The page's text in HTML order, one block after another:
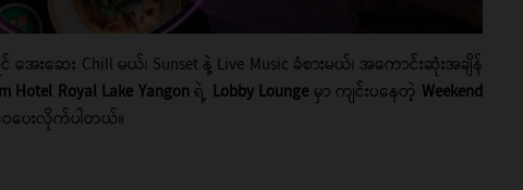
Chill မယ်၊ Sunset နဲ့ Live Music ခံစားမယ်၊ အကောင်းဆုံးအချိန်
Hotel Royal Lake Yangonရဲ့ Lobby Lounge မှာ ကျင်းပနေတဲ့ Weekend
ေပေးလိုက်ပါတယ်။